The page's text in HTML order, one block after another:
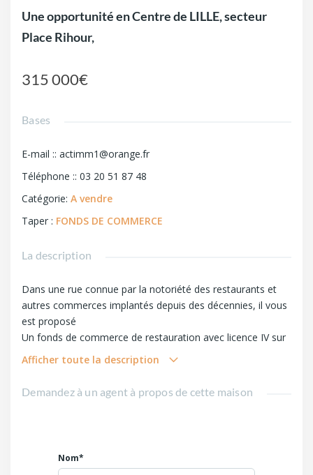
Une opportunité en Centre de LILLE, secteur
Place Rihour,
315 000€
Bases
E-mail :: actimm1@orange.fr
Téléphone :: 03 20 51 87 48
Catégorie: A vendre
Taper : FONDS DE COMMERCE
La description
Dans une rue connue par la notoriété des restaurants et
autres commerces implantés depuis des décennies, il vous
est proposé
Un fonds de commerce de restauration avec licence IV sur
une superficie de 220 m2 +
terrasse exposée sud ouest, exploité en SAS, se
décomposant :
entrée, bar, 2 salles + cuisine, chambre froide, réserves,
Loyer mensuel 8400 HT + charges locatives et co propriété
Afficher toute la description
Demandez à un agent à propos de cette maison
Nom*